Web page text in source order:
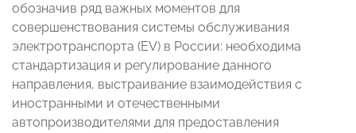
обозначив ряд важных моментов для
совершенствования системы обслуживания
электротранспорта (EV) в России: необходима
стандартизация и регулирование данного
направления, выстраивание взаимодействия с
иностранными и отечественными
автопроизводителями для предоставления